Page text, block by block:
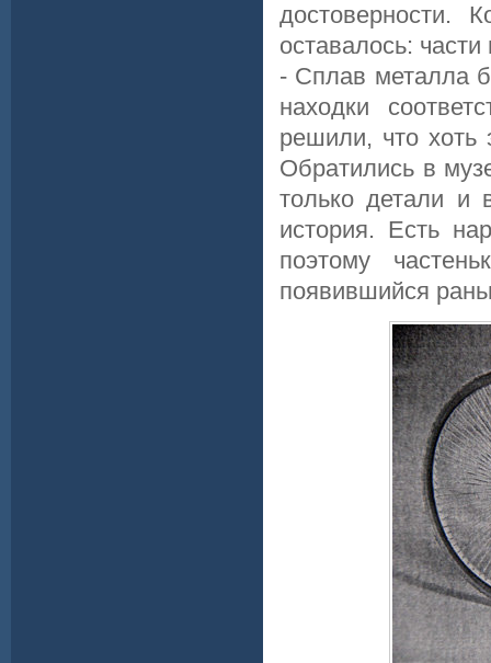
достоверности.
оставалось:
- Сплав металла
находки
решили, что
Обратились в
только детали
история. Есть
поэтому
появившийся